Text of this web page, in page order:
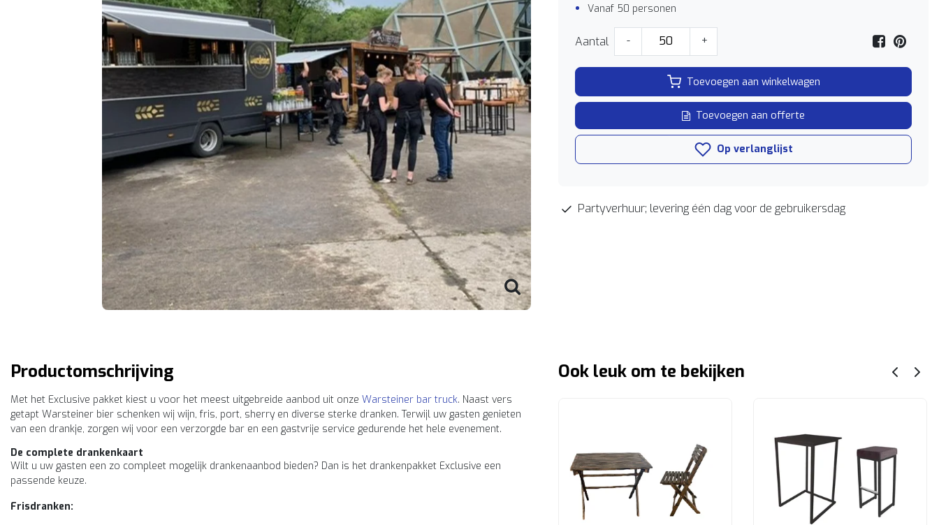
Vanaf 50 personen
Aantal - +
Toevoegen aan winkelwagen
Toevoegen aan offerte
Op verlanglijst
Partyverhuur; levering één dag voor de gebruikersdag
Productomschrijving
Met het Exclusive pakket kiest u voor het meest uitgebreide aanbod uit onze Warsteiner bar truck. Naast vers
getapt Warsteiner bier schenken wij wijn, fris, port, sherry en diverse sterke dranken. Terwijl uw gasten genieten
van een drankje, zorgen wij voor een verzorgde bar en een gastvrije service gedurende het hele evenement.
De complete drankenkaart
Wilt u uw gasten een zo compleet mogelijk drankenaanbod bieden? Dan is het drankenpakket Exclusive een
passende keuze.
Frisdranken:
Ook leuk om te bekijken